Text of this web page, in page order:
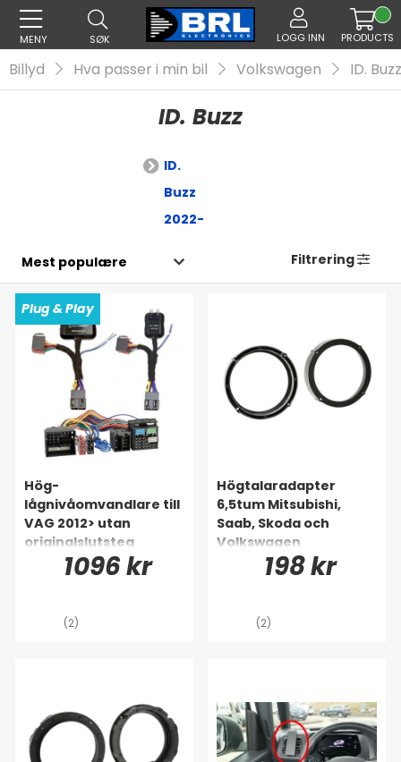
MENY SØK LOGG INN PRODUCTS
Billyd Hva passer i min bil Volkswagen ID. Buzz
ID. Buzz
ID.
Buzz
2022-
Filtrering
Plug & Play
Hög-
lågnivåomvandlare till
VAG 2012> utan
originalslutsteg
1096 kr
(2)
Högtalaradapter
6,5tum Mitsubishi,
Saab, Skoda och
Volkswagen
198 kr
(2)